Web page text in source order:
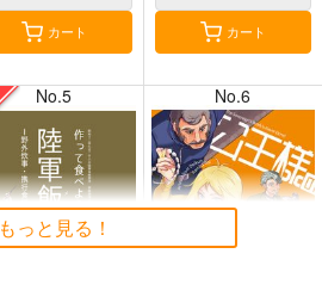
7月31日掲載
7月30日掲載
カート カート
No.5 No.6
もっと見る！